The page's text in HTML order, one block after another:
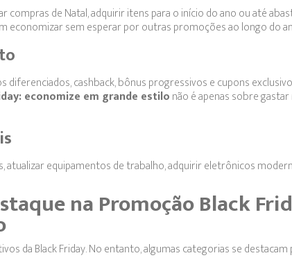
compras de Natal, adquirir itens para o início do ano ou até
economizar sem esperar por outras promoções ao longo do
cashback, bônus progressivos e cupons
economize em grande estilonão é apenas sobre
equipamentos de trabalho, adquirir eletrônicos
na Promoção Black
da Black Friday. No entanto, algumas categorias se